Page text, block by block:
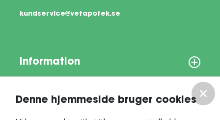
Denne hjemmeside bruger cookies
kundservice@vetapotek.se
Information